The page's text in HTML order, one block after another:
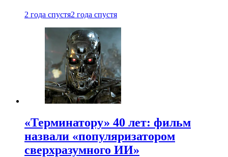
2 года спустя2 года спустя
«Терминатору» 40 лет: фильм
назвали «популяризатором
сверхразумного ИИ»